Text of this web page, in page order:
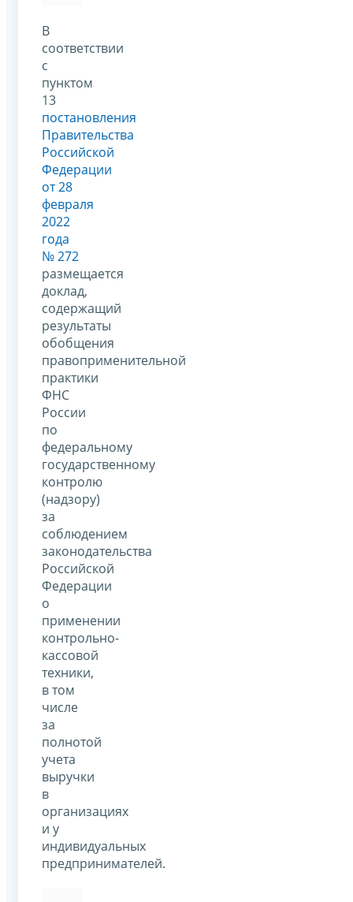
В
соответствии
с
пунктом
13
постановления
Правительства
Российской
Федерации
от 28
февраля
2022
года
№ 272
размещается
доклад,
содержащий
результаты
обобщения
правоприменительной
практики
ФНС
России
по
федеральному
государственному
контролю
(надзору)
за
соблюдением
законодательства
Российской
Федерации
о
применении
контрольно-
кассовой
техники,
в том
числе
за
полнотой
учета
выручки
в
организациях
и у
индивидуальных
предпринимателей.